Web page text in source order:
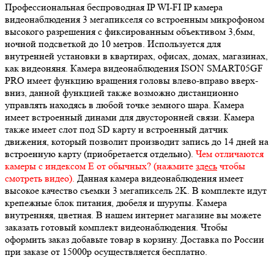
Профессиональная беспроводная IP WI-FI IP камера
видеонаблюдения 3 мегапикселя со встроенным микрофоном
высокого разрешения с фиксированным объективом 3,6мм,
ночной подсветкой до 10 метров. Используется для
внутренней установки в квартирах, офисах, домах, магазинах,
как видеоняня. Камера видеонаблюдения ISON SMART05GF
PRO имеет функцию вращения головы влево-вправо вверх-
вниз, данной функцией также возможно дистанционно
управлять находясь в любой точке земного шара. Камера
имеет встроенный динами для двусторонней связи. Камера
также имеет слот под SD карту и встроенный датчик
движения, который позволит производит запись до 14 дней на
встроенную карту (приобретается отдельно). Чем отличаются
камеры с индексом Е от обычных? (нажмите здесь чтобы
смотреть видео). Данная камера видеонаблюдения имеет
высокое качество съемки 3 мегапиксель 2K. В комплекте идут
крепежные блок питания, дюбеля и шурупы. Камера
внутренняя, цветная. В нашем интернет магазине вы можете
заказать готовый комплект видеонаблюдения. Чтобы
оформить заказ добавьте товар в корзину. Доставка по России
при заказе от 15000р осуществляется бесплатно.